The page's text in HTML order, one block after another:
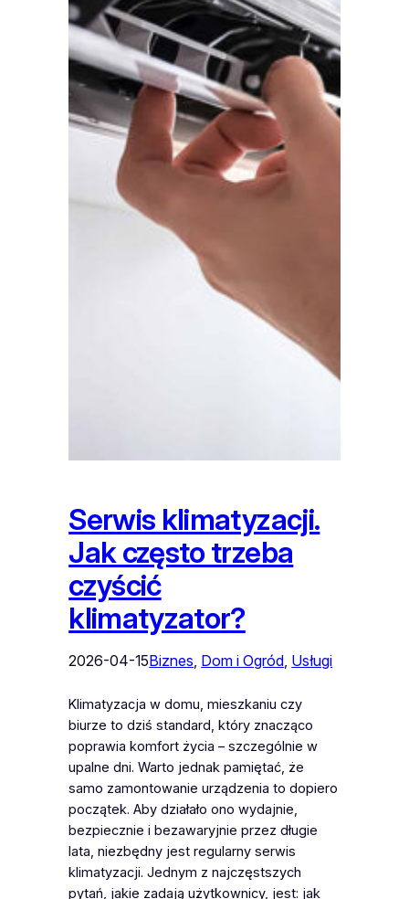
Serwis klimatyzacji.
Jak często trzeba
czyścić
klimatyzator?
2026-04-15Biznes, Dom i Ogród, Usługi
Klimatyzacja w domu, mieszkaniu czy
biurze to dziś standard, który znacząco
poprawia komfort życia – szczególnie w
upalne dni. Warto jednak pamiętać, że
samo zamontowanie urządzenia to dopiero
początek. Aby działało ono wydajnie,
bezpiecznie i bezawaryjnie przez długie
lata, niezbędny jest regularny serwis
klimatyzacji. Jednym z najczęstszych
pytań, jakie zadają użytkownicy, jest: jak